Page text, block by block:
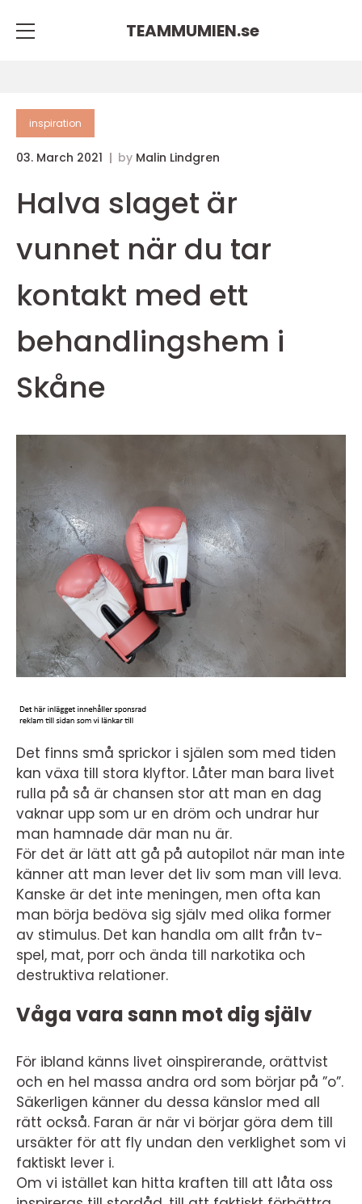
TEAMMUMIEN.se
inspiration
03. March 2021 by Malin Lindgren
Halva slaget är
vunnet när du tar
kontakt med ett
behandlingshem i
Skåne
Det finns små sprickor i själen som med tiden
kan växa till stora klyftor. Låter man bara livet
rulla på så är chansen stor att man en dag
vaknar upp som ur en dröm och undrar hur
man hamnade där man nu är.
För det är lätt att gå på autopilot när man inte
känner att man lever det liv som man vill leva.
Kanske är det inte meningen, men ofta kan
man börja bedöva sig själv med olika former
av stimulus. Det kan handla om allt från tv-
spel, mat, porr och ända till narkotika och
destruktiva relationer.
Våga vara sann mot dig själv
För ibland känns livet oinspirerande, orättvist
och en hel massa andra ord som börjar på ”o”.
Säkerligen känner du dessa känslor med all
rätt också. Faran är när vi börjar göra dem till
ursäkter för att fly undan den verklighet som vi
faktiskt lever i.
Om vi istället kan hitta kraften till att låta oss